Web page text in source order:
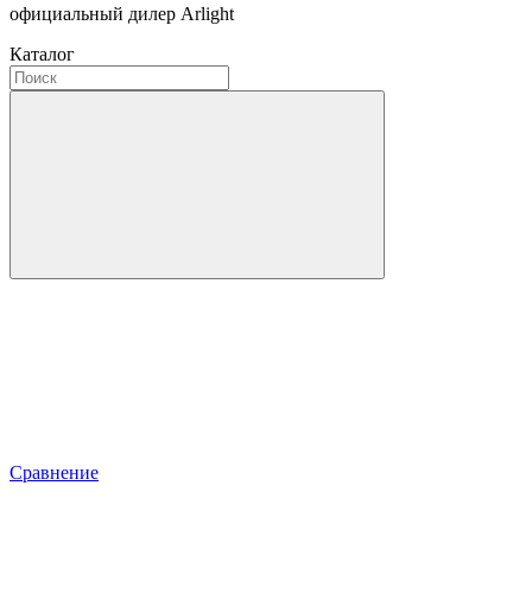
официальный дилер Arlight
Каталог
Сравнение